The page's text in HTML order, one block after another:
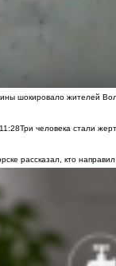
шокировало жителей
11:28Три человека стали
рассказал, кто направил